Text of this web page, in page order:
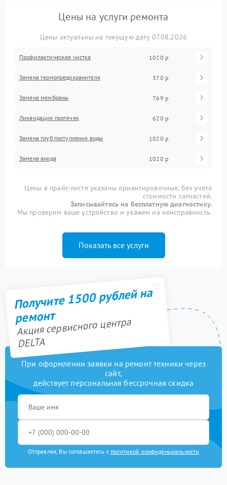
Цены на услуги ремонта
Цены актуальны на текущую дату 07.08.2026
Профилактическая чистка 1020 р
Замена термопредохранителя 370 р
Замена мембраны 769 р
Ликвидация протечек 620 р
Замена труб поступления воды 1020 р
Замена анода 1020 р
Цены в прайс-листе указаны ориентировочные, без учета
стоимости запчастей.
Записывайтесь на бесплатную диагностику.
Мы проверим ваше устройство и укажем на неисправность.
Показать все услуги
Получите 1500 рублей на
ремонт
Акция сервисного центра
DELTA
При оформлении заявки на ремонт техники через
сайт,
действует персональная бессрочная скидка
Отправляя, Вы соглашаетесь с политикой конфиденциальности